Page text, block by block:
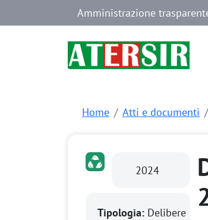
Salta al contenuto principale
Navigazione
Amministrazione
Home Atti e documenti
2024
Tipologia: Delibere